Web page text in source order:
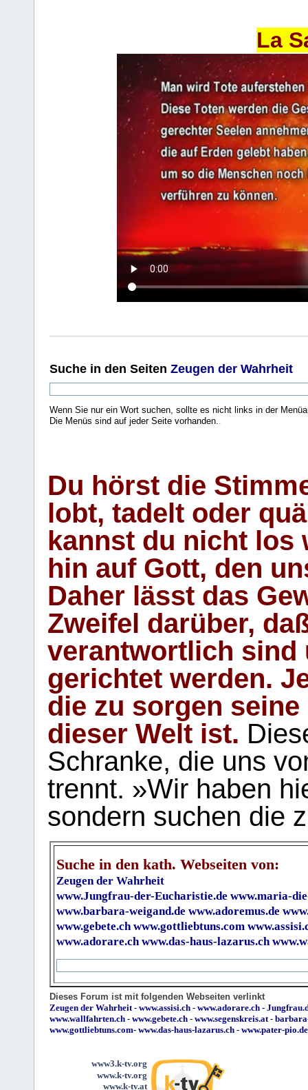
La
Suche in den Seiten Zeugen der Wahrheit
Wenn Sie nur ein Wort suchen, sollte es nicht links in der
Die Menüs sind auf jeder Seite vorhanden..
Du hörst die
lobt, tadelt oder
kannst du nicht los
hin auf Gott, den
Daher lässt das
Zweifel darüber,
verantwortlich sind
gerichtet werden.
die zu sorgen
dieser Welt ist.
Schranke, die uns
trennt. »Wir haben
sondern suchen die
Suche in den kath. Webseiten von:
Zeugen der Wahrheit
www.Jungfrau-der-Eucharistie.de www.maria-
www.barbara-weigand.de www.adoremus.de
www.gebete.ch www.gottliebtuns.com
www.adorare.ch www.das-haus-lazarus.ch
Dieses Forum ist mit folgenden Webseiten verlinkt
Zeugen der Wahrheit- www.assisi.ch - www.adorare.ch -
www.wallfahrten.ch - www.gebete.ch - www.segenskreis.at-
www.gottliebtuns.com- www.das-haus-lazarus.ch - www.pater-pio.de
www3.k-tv.org
www.k-tv.org
www.k-tv.at